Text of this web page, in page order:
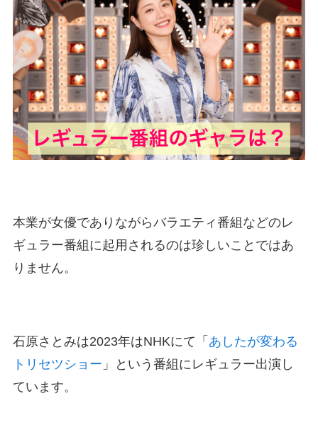
本業が女優でありながらバラエティ番組などのレ
ギュラー番組に起用されるのは珍しいことではあ
りません。
石原さとみは2023年はNHKにて「 あしたが変わる
トリセツショー 」という番組にレギュラー出演し
ています。